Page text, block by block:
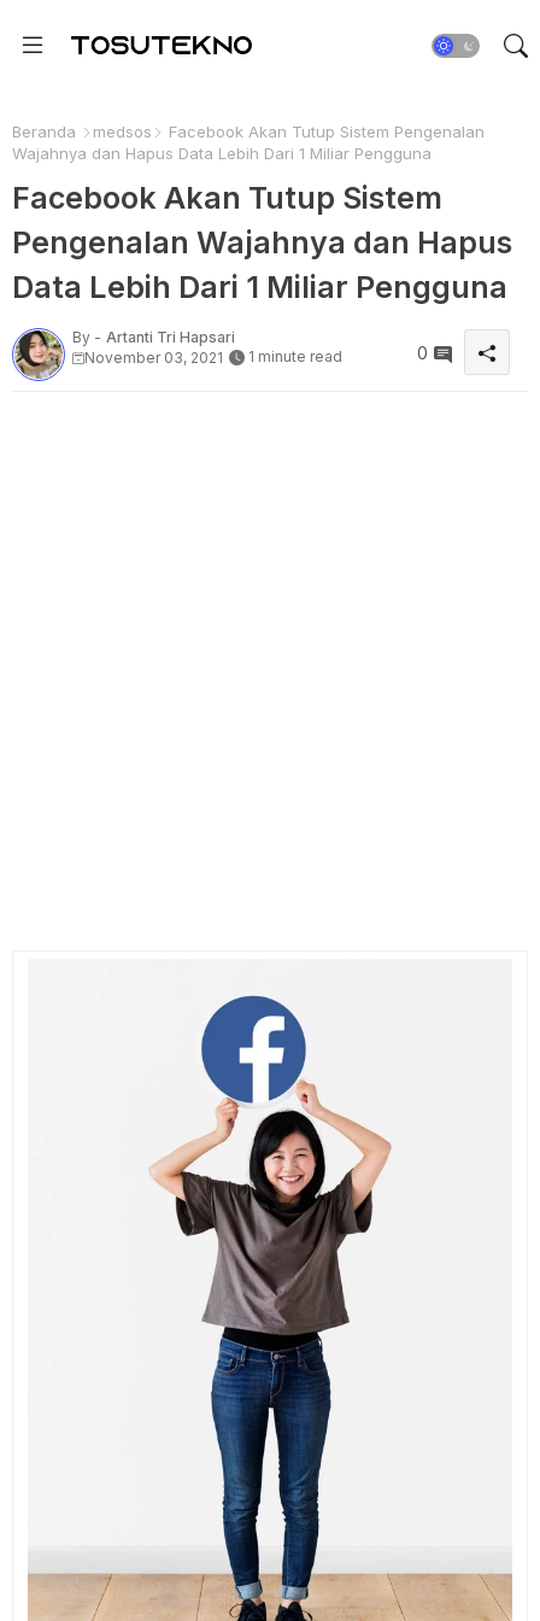
Beranda medsos
Facebook Akan Tutup Sistem Pengenalan
Wajahnya dan Hapus Data Lebih Dari 1 Miliar Pengguna
Facebook Akan Tutup Sistem
Pengenalan Wajahnya dan Hapus
Data Lebih Dari 1 Miliar Pengguna
By - Artanti Tri Hapsari
November 03, 2021
1 minute read 0